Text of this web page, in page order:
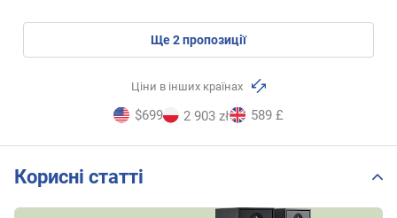
ще2пропозиції
Ціни в інших країнах
$699 2 903 zł 589 £
Корисні статті